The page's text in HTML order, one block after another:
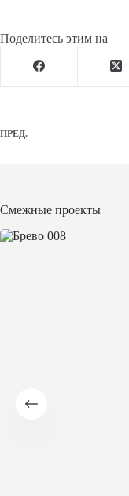
Поделитесь этим на
ПРЕД.
Смежные проекты